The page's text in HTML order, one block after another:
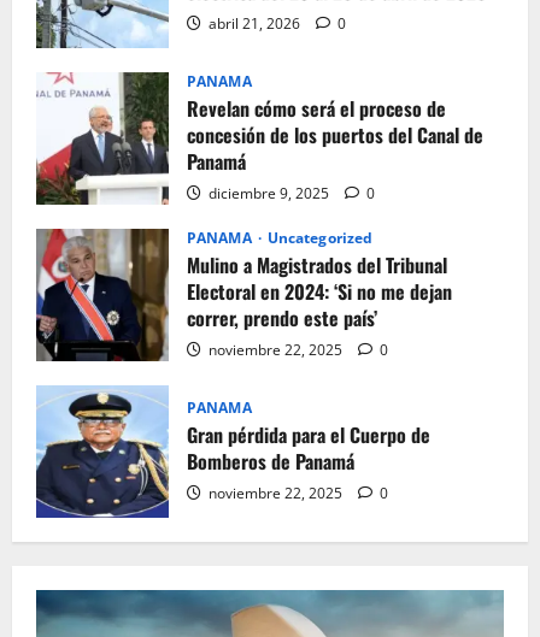
abril 21, 2026 0
PANAMA
Revelan cómo será el proceso de
concesión de los puertos del Canal de
Panamá
diciembre 9, 2025 0
PANAMA Uncategorized
Mulino a Magistrados del Tribunal
Electoral en 2024: ‘Si no me dejan
correr, prendo este país’
noviembre 22, 2025 0
PANAMA
Gran pérdida para el Cuerpo de
Bomberos de Panamá
noviembre 22, 2025 0